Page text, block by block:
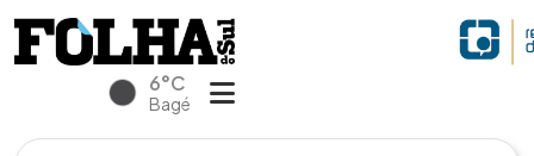
6°C
Bagé